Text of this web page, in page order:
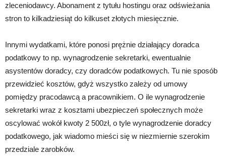
zleceniodawcy. Abonament z tytułu hostingu oraz odświeżania
stron to kilkadziesiąt do kilkuset złotych miesięcznie.
Innymi wydatkami, które ponosi prężnie działający doradca
podatkowy to np. wynagrodzenie sekretarki, ewentualnie
asystentów doradcy, czy doradców podatkowych. Tu nie sposób
przewidzieć kosztów, gdyż wszystko zależy od umowy
pomiędzy pracodawcą a pracownikiem. O ile wynagrodzenie
sekretarki wraz z kosztami ubezpieczeń społecznych może
oscylować wokół kwoty 2 500zł, o tyle wynagrodzenie doradcy
podatkowego, jak wiadomo mieści się w niezmiernie szerokim
przedziale zarobków.